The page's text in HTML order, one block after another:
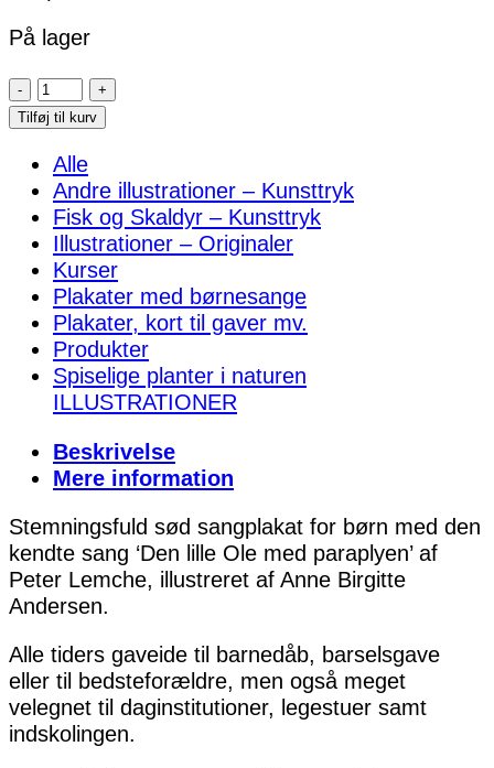
På lager
Den
lille
med
paraplyen
–
Sangplakat
antal
Tilføj til kurv
Alle
Andre illustrationer – Kunsttryk
Fisk og Skaldyr – Kunsttryk
Illustrationer – Originaler
Kurser
Plakater med børnesange
Plakater, kort til gaver mv.
Produkter
Spiselige planter i naturen
ILLUSTRATIONER
Beskrivelse
Mere information
Stemningsfuld sød sangplakat for børn med den
kendte sang ‘Den lille Ole med paraplyen’ af
Peter Lemche, illustreret af Anne Birgitte
Andersen.
Alle tiders gaveide til barnedåb, barselsgave
eller til bedsteforældre, men også meget
velegnet til daginstitutioner, legestuer samt
indskolingen.